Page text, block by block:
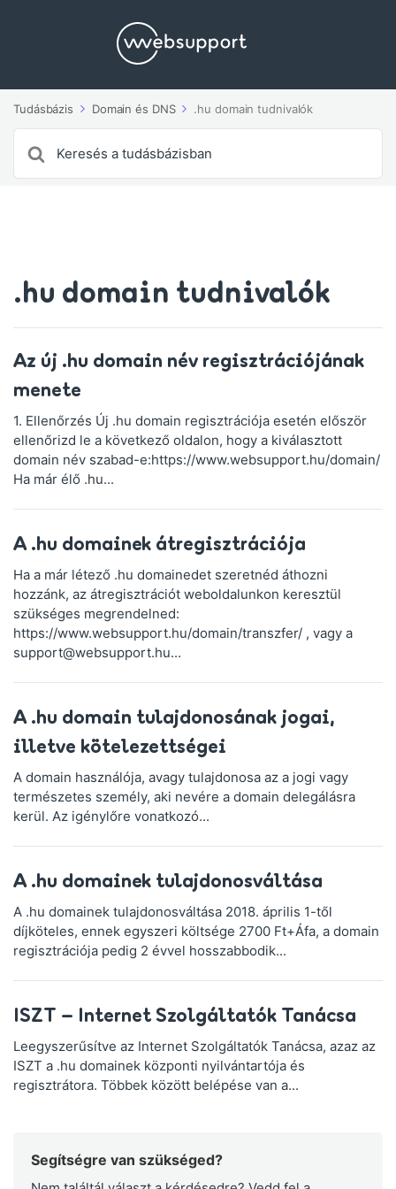
Tudásbázis Domain és DNS .hu domain tudnivalók
For
.hu domain tudnivalók
Az új .hu domain név regisztrációjának
menete
1. Ellenőrzés Új .hu domain regisztrációja esetén először
ellenőrizd le a következő oldalon, hogy a kiválasztott
domain név szabad-e:https://www.websupport.hu/domain/
Ha már élő .hu...
A .hu domainek átregisztrációja
Ha a már létező .hu domainedet szeretnéd áthozni
hozzánk, az átregisztrációt weboldalunkon keresztül
szükséges megrendelned:
https://www.websupport.hu/domain/transzfer/ , vagy a
support@websupport.hu...
A .hu domain tulajdonosának jogai,
illetve kötelezettségei
A domain használója, avagy tulajdonosa az a jogi vagy
természetes személy, aki nevére a domain delegálásra
kerül. Az igénylőre vonatkozó...
A .hu domainek tulajdonosváltása
A .hu domainek tulajdonosváltása 2018. április 1-től
díjköteles, ennek egyszeri költsége 2700 Ft+Áfa, a domain
regisztrációja pedig 2 évvel hosszabbodik...
ISZT – Internet Szolgáltatók Tanácsa
Leegyszerűsítve az Internet Szolgáltatók Tanácsa, azaz az
ISZT a .hu domainek központi nyilvántartója és
regisztrátora. Többek között belépése van a...
Segítségre van szükséged?